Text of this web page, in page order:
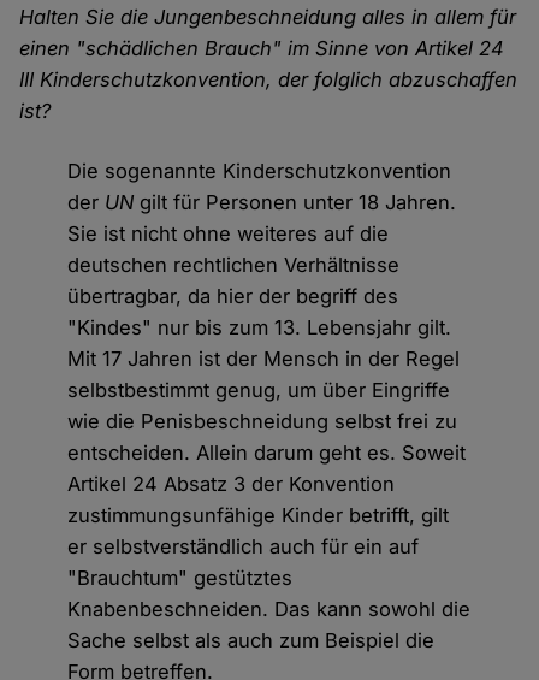
Halten Sie die Jungenbeschneidung alles in allem für
einen "schädlichen Brauch" im Sinne von Artikel 24
III Kinderschutzkonvention, der folglich abzuschaffen
ist?
Die sogenannte Kinderschutzkonvention
der UN gilt für Personen unter 18 Jahren.
Sie ist nicht ohne weiteres auf die
deutschen rechtlichen Verhältnisse
übertragbar, da hier der begriff des
"Kindes" nur bis zum 13. Lebensjahr gilt.
Mit 17 Jahren ist der Mensch in der Regel
selbstbestimmt genug, um über Eingriffe
wie die Penisbeschneidung selbst frei zu
entscheiden. Allein darum geht es. Soweit
Artikel 24 Absatz 3 der Konvention
zustimmungsunfähige Kinder betrifft, gilt
er selbstverständlich auch für ein auf
"Brauchtum" gestütztes
Knabenbeschneiden. Das kann sowohl die
Sache selbst als auch zum Beispiel die
Form betreffen.